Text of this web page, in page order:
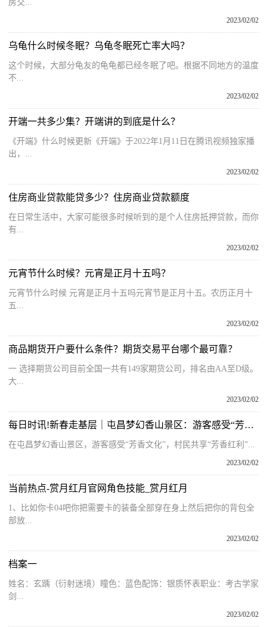
房交...
2023/02/02
乌龟什么时候冬眠？乌龟冬眠死亡率大吗？
这个时候，大部分龟友的龟龟都已经冬眠了吧。根据不同地方的温度
不...
2023/02/02
开端一共多少集？开端讲的到底是什么？
《开端》什么时候更新《开端》于2022年1月11日在腾讯视频独家播
出，...
2023/02/02
住房商业贷款能贷多少？住房商业贷款额度
在日常生活中，大家可能很多时候听到的是个人住房抵押贷款，而你
有...
2023/02/02
元宵节什么时候？元宵是正月十五吗？
元宵节什么时候 元宵是正月十五吗元宵节是正月十五。农历正月十
五...
2023/02/02
商品期货开户要什么条件？期货交易平台哪个最可靠？
一 选择期货公司目前全国一共有149家期货公司，排名由AA至D级。
大...
2023/02/02
每日时讯!新春走基层｜屯昌梦幻香山景区：游客感受“芳香文化” 村民共享“芳香红利”
在屯昌梦幻香山景区，游客感受“芳香文化”，村民共享“芳香红利”...
2023/02/02
当前热点-赏月红月官网角色技能_赏月红月
1、比如你卡04吧你把需要卡的装备全部穿在身上然后把你的背包全
部放...
2023/02/02
档案一
姓名：玄踽（衍射迷境）瞳色：蓝色配饰：银质怀表职业：考古学家
剑...
2023/02/02